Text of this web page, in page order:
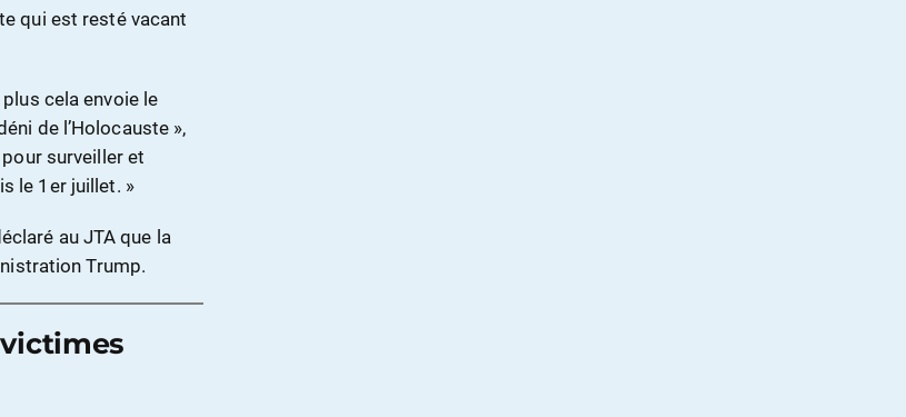
qui est resté vacant
cela envoie le
de l’Holocauste »,
surveiller et
le 1er juillet. »
au JTA que la
Trump.